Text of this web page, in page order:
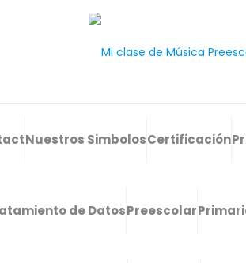
Nuestros SimbolosCertificación
de DatosPreescolar